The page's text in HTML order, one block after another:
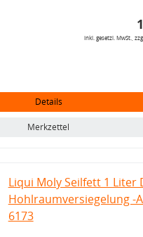
inkl. gesetzl. MwSt.,
Details
Merkzettel
Liqui Moly Seilfett 1 Liter
Hohlraumversiegelung -
6173